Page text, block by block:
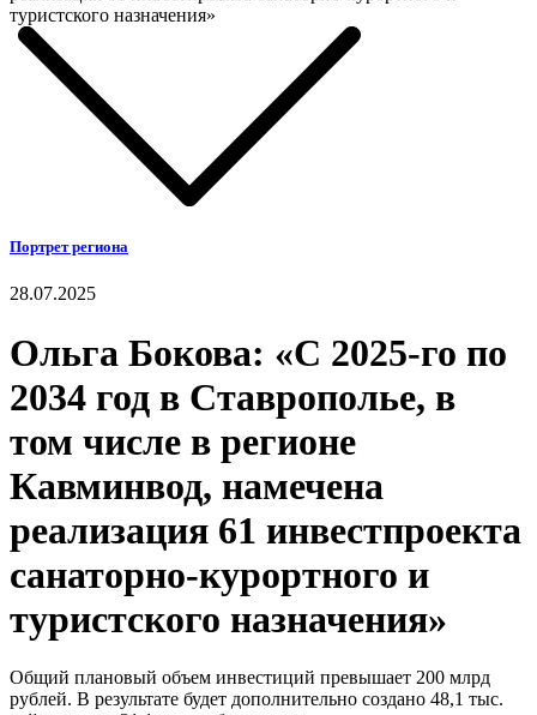
Портрет региона
28.07.2025
Ольга Бокова: «С 2025-го по
2034 год в Ставрополье, в
том числе в регионе
Кавминвод, намечена
реализация 61 инвестпроекта
санаторно-курортного и
туристского назначения»
Общий плановый объем инвестиций превышает 200 млрд
рублей. В результате будет дополнительно создано 48,1 тыс.